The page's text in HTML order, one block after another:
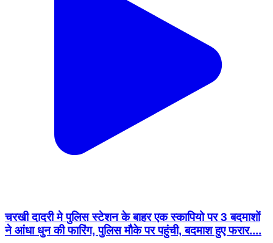
चरखी दादरी मे पुलिस स्टेशन के बाहर एक स्कापियो पर 3 बदमाशों
ने आंधा धुन की फारिंग, पुलिस मौके पर पहुंची, बदमाश हुए फरार....